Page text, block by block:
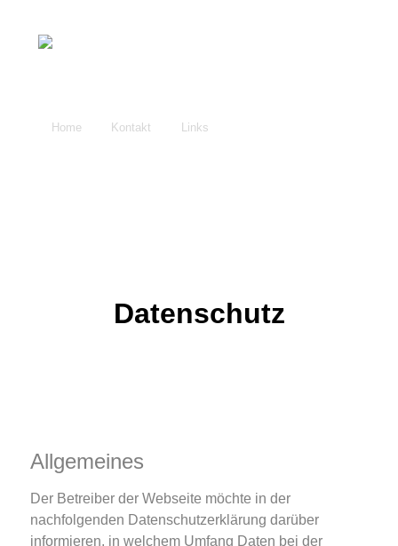
Home Kontakt Links
Datenschutz
Allgemeines
Der Betreiber der Webseite möchte in der
nachfolgenden Datenschutzerklärung darüber
informieren, in welchem Umfang Daten bei der